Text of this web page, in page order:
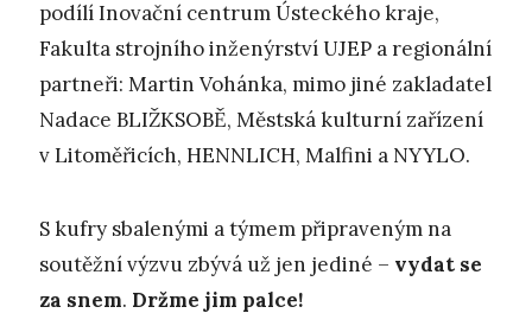
podílí Inovační centrum Ústeckého kraje,
Fakulta strojního inženýrství UJEP a regionální
partneři: Martin Vohánka, mimo jiné zakladatel
Nadace BLIŽKSOBĚ, Městská kulturní zařízení
v Litoměřicích, HENNLICH, Malfini a NYYLO.
S kufry sbalenými a týmem připraveným na
soutěžní výzvu zbývá už jen jediné – vydat se
za snem. Držme jim palce!